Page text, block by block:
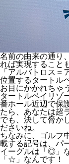
名前の由来の通り
れば実現すること
「アルバトロス
位置するタートル
お目にかかれちゃ
タートルベイリゾ
番ホール近辺で保
たら、あなたは超
でも、決して脅か
ださいね。
ちなみに、ゴルフ
載する記号は、パ
イーグルは「◎」
「☆」なんです！